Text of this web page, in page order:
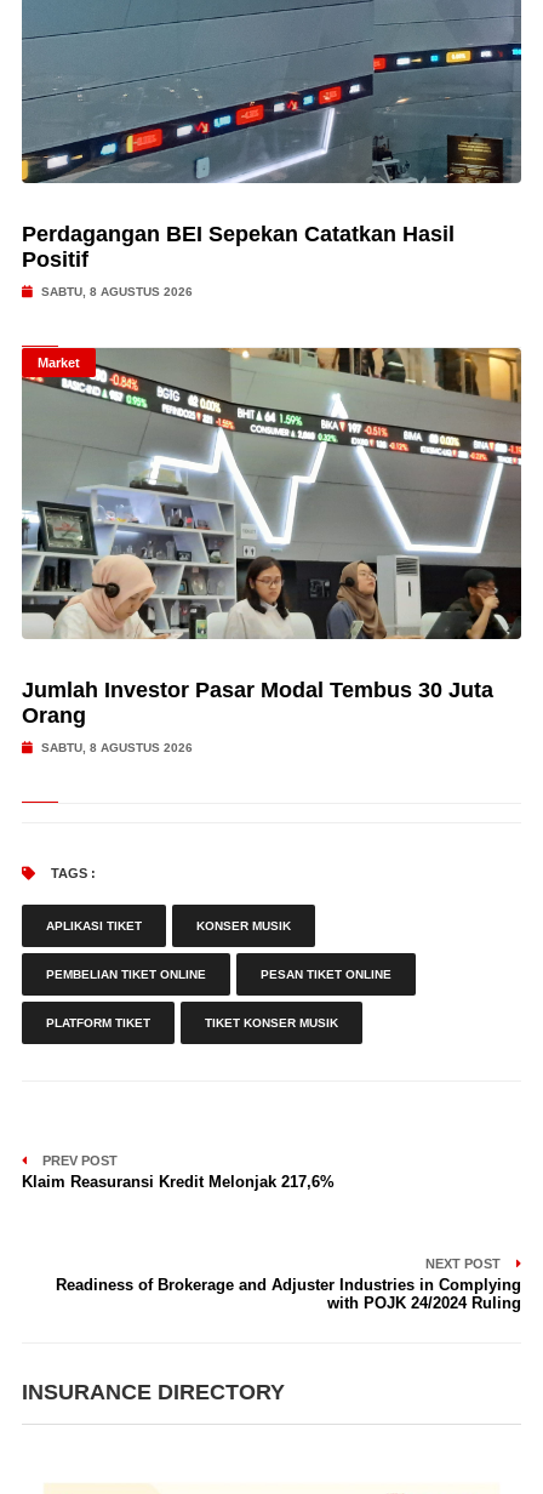
Perdagangan BEI Sepekan Catatkan Hasil
Positif
SABTU, 8 AGUSTUS 2026
Market
Jumlah Investor Pasar Modal Tembus 30 Juta
Orang
SABTU, 8 AGUSTUS 2026
TAGS :
APLIKASI TIKET KONSER MUSIK
PEMBELIAN TIKET ONLINE PESAN TIKET ONLINE
PLATFORM TIKET TIKET KONSER MUSIK
PREV POST
Klaim Reasuransi Kredit Melonjak 217,6%
NEXT POST
Readiness of Brokerage and Adjuster Industries in Complying
with POJK 24/2024 Ruling
INSURANCE DIRECTORY